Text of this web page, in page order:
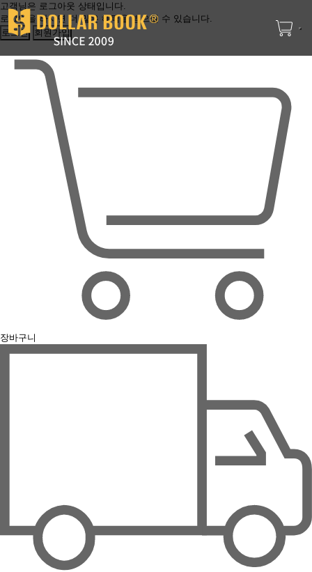
고객님은 로그아웃 상태입니다.
로그인을 하시면 더 많은 혜택을 받으실 수 있습니다.
로그인 회원가입
장바구니